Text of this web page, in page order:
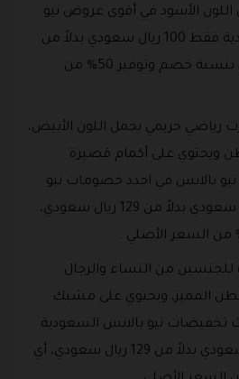
اللون الأسود في أقوى عروض نيو
بالانس 2026 السعودية فقط 100 ريال سعودي بدلاً من
200 ريال سعودي، أي بنسبة خصم وتوفير 50% من
رياضي حريمي يحمل اللون الأبيض،
ويحتوي على أكمام قصيرة
بالانس في اجدد خصومات نيو
بالانس فقط 65 ريال سعودي بدلاً من 129 ريال سعودي،
من النساء والرجال
المميز، ويحتوي على مشبك
تخفيضات نيو بالانس السعودية
2026 فقط 65 ريال سعودي بدلاً من 129 ريال سعودي، أي